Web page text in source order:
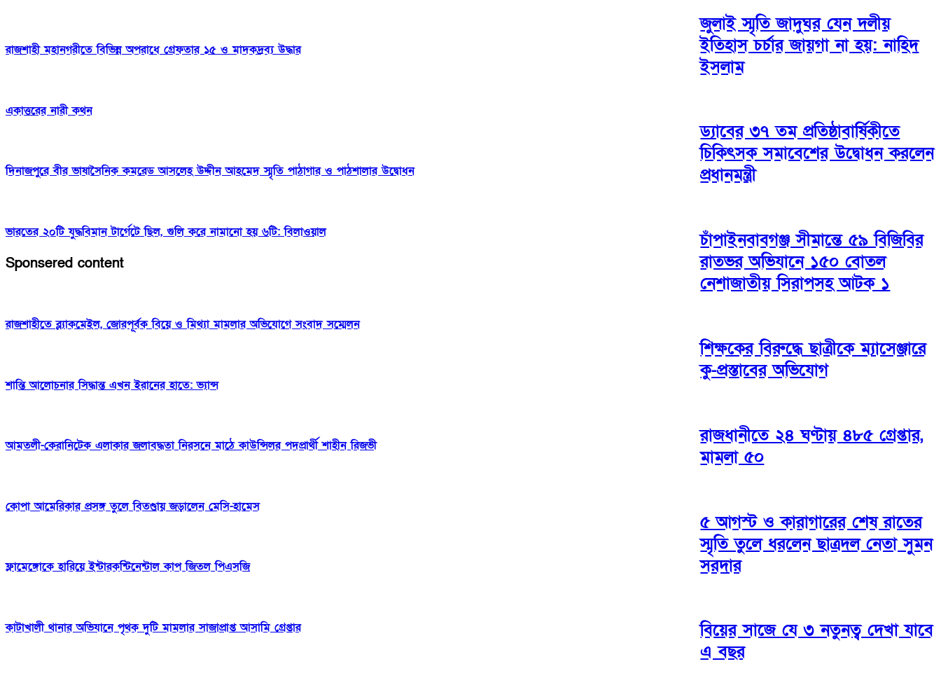
রাজশাহী মহানগরীতে বিভিন্ন অপরাধে গ্রেফতার ১৫ ও মাদকদ্রব্য উদ্ধার
একাত্তরের নারী কথন
দিনাজপুরে বীর ভাষাসৈনিক কমরেড আসলেহ উদ্দীন আহমেদ স্মৃতি পাঠাগার ও পাঠশালার উদ্বোধন
ভারতের ২০টি যুদ্ধবিমান টার্গেটে ছিল, গুলি করে নামানো হয় ৬টি: বিলাওয়াল
Sponsered content
রাজশাহীতে ব্ল্যাকমেইল, জোরপূর্বক বিয়ে ও মিথ্যা মামলার অভিযোগে সংবাদ সম্মেলন
শান্তি আলোচনার সিদ্ধান্ত এখন ইরানের হাতে: ভ্যান্স
আমতলী-কেরানিটেক এলাকার জলাবদ্ধতা নিরসনে মাঠে কাউন্সিলর পদপ্রার্থী শাহীন রিজভী
কোপা আমেরিকার প্রসঙ্গ তুলে বিতণ্ডায় জড়ালেন মেসি-হামেস
ফ্লামেঙ্গোকে হারিয়ে ইন্টারকন্টিনেন্টাল কাপ জিতল পিএসজি
কাটাখালী থানার অভিযানে পৃথক দুটি মামলার সাজাপ্রাপ্ত আসামি গ্রেপ্তার
জুলাই স্মৃতি জাদুঘর যেন দলীয়
ইতিহাস চর্চার জায়গা না হয়: নাহিদ
ইসলাম
ড্যাবের ৩৭ তম প্রতিষ্ঠাবার্ষিকীতে
চিকিৎসক সমাবেশের উদ্বোধন করলেন
প্রধানমন্ত্রী
চাঁপাইনবাবগঞ্জ সীমান্তে ৫৯ বিজিবির
রাতভর অভিযানে ১৫০ বোতল
নেশাজাতীয় সিরাপসহ আটক ১
শিক্ষকের বিরুদ্ধে ছাত্রীকে ম্যাসেঞ্জারে
কু-প্রস্তাবের অভিযোগ
রাজধানীতে ২৪ ঘণ্টায় ৪৮৫ গ্রেপ্তার,
মামলা ৫০
৫ আগস্ট ও কারাগারের শেষ রাতের
স্মৃতি তুলে ধরলেন ছাত্রদল নেতা সুমন
সরদার
বিয়ের সাজে যে ৩ নতুনত্ব দেখা যাবে
এ বছর